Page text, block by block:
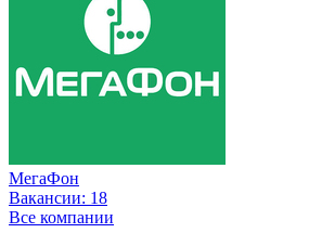
МегаФон
Вакансии: 18
Все компании